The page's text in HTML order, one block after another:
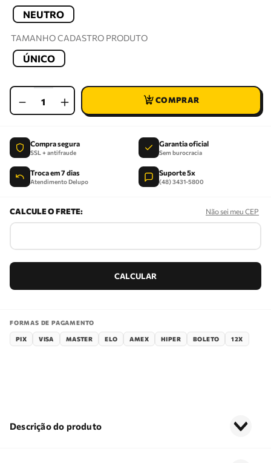
NEUTRO
TAMANHO CADASTRO PRODUTO
ÚNICO
＋
－
Compra segura
SSL + antifraude
Garantia oficial
Sem burocracia
Troca em 7 dias
Atendimento Delupo
Suporte 5x
(48) 3431-5800
Não sei meu CEP
FORMAS DE PAGAMENTO
PIX VISA MASTER ELO AMEX HIPER BOLETO 12X
Descrição do produto